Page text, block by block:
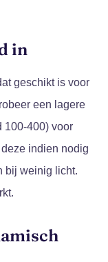
in
geschikt is voor
een lagere
100-400) voor
indien nodig
bij weinig licht.